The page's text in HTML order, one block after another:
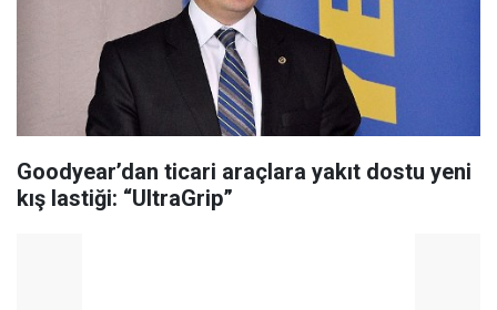
Goodyear’dan ticari araçlara yakıt dostu yeni
kış lastiği: “UltraGrip”